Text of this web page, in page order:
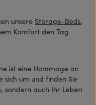
unsere Storage-Beds,
Komfort den Tag
ist eine Hommage an
sich um und finden Sie
sondern auch Ihr Leben